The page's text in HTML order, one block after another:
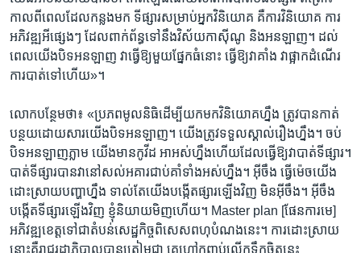
កាល​ពី​ពេល​ដែល​កន្លង​មក​ ទីផ្សារ​សម្រាប់​អ្នកវិនិយោគ​ គឺ​ការ​វិនិយោគ ការ​
អភិវឌ្ឍអីផ្សេង​ៗ​ ដែល​ពាក់​ព័ន្ធ​ទៅនឹង​វិស័យ​កាស៊ីណូ និង​អនឡាញ។ ដល់​
ពេល​យើង​បិទ​អន​ឡាញ​ វា​ធ្វើ​ឱ្យ​មួយ​ផ្នែក​ធំនោះ​ ធ្វើ​ឱ្យ​វាគាំង​ វាផ្អាក​ដំណើរ​
ការ​បាត់​ទៅ​ហើយ»។
លោក​បន្ថែម​ថា៖​ «ប្រភព​មូលនិធិ​ដើម្បី​យក​មក​វិនិយោគ​ហ្នឹង​ ត្រូវបាន​កាត់​
បន្ថយ​ដោយ​សារ​យើង​បិទ​អនឡាញ។ យើង​ត្រូវ​ទទួល​ស្គាល់​រឿង​ហ្នឹង​។ ចប់​
បិទ​អន​ឡាញ​ភ្លាម​ យើង​មាន​កូវីដ​ អាអស់​ហ្នឹង​ហើយ​ដែលធ្វើ​ឱ្យ​វាបាត់​ទីផ្សារ។​
បាត់​ទីផ្សារ​បាន​វានៅ​សល់​អគារ​ជាប់​គាំ​ទាំង​អស់​ហ្នឹង​។ អ៊ីចឹង​ ធ្វើ​ម៉េច​យើង​
ដោះ​ស្រាយ​បញ្ហា​ហ្នឹង​ ទាល់​តែ​យើង​បង្កើត​ផ្សារ​ឡើង​វិញ​ មិន​អ៊ីចឹង។ អ៊ីចឹង​
បង្កើត​ទី​ផ្សារ​ឡើង​វិញ​ ខ្ញុំនិយាយ​មិញ​ហើយ។ Master plan [ផែនការ​មេ​]
អភិវឌ្ឍ​ខេត្ត​ទៅ​ជាតំបន់​សេដ្ឋ​កិច្ច​ពិសេស​ពហុបំណង​នេះ​។ ការ​ដោះស្រាយ​
នោះ​គឺ​រាជរដ្ឋាភិបាល​បានត្រៀម​ជា​ គេហៅ​កញ្ចប់​លើក​ទឹកចិត្តនេះ